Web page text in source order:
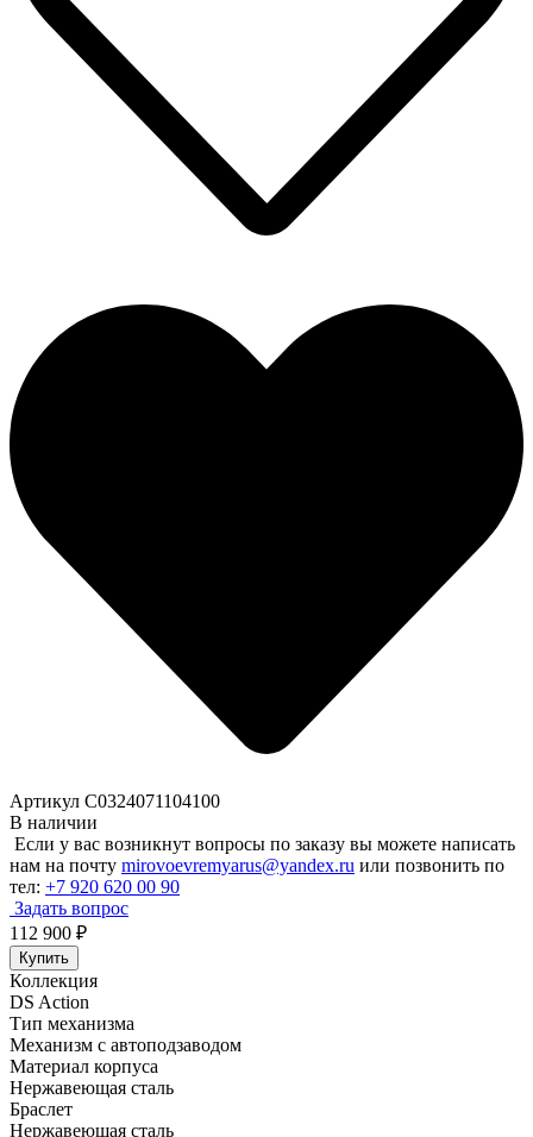
Артикул C0324071104100
В наличии
Если у вас возникнут вопросы по заказу вы можете написать
нам на почту mirovoevremyarus@yandex.ru или позвонить по
тел: +7 920 620 00 90
Задать вопрос
112 900 ₽
Купить
Коллекция
DS Action
Тип механизма
Механизм с автоподзаводом
Материал корпуса
Нержавеющая сталь
Браслет
Нержавеющая сталь